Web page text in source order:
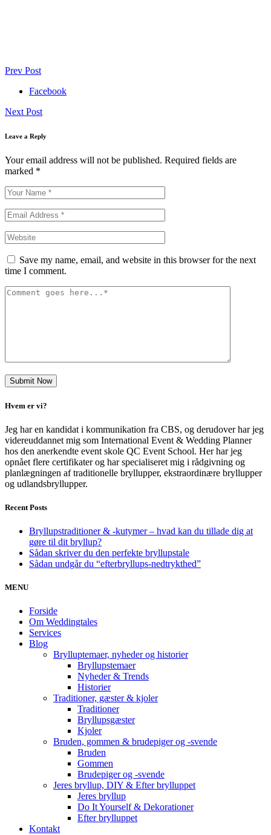
Prev Post
Facebook
Next Post
Leave a Reply
Your email address will not be published. Required fields are
marked *
Save my name, email, and website in this browser for the next
time I comment.
Hvem er vi?
Jeg har en kandidat i kommunikation fra CBS, og derudover har jeg
videreuddannet mig som International Event & Wedding Planner
hos den anerkendte event skole QC Event School. Her har jeg
opnået flere certifikater og har specialiseret mig i rådgivning og
planlægningen af traditionelle bryllupper, ekstraordinære bryllupper
og udlandsbryllupper.
Recent Posts
Bryllupstraditioner & -kutymer – hvad kan du tillade dig at
gøre til dit bryllup?
Sådan skriver du den perfekte bryllupstale
Sådan undgår du “efterbryllups-nedtrykthed”
MENU
Forside
Om Weddingtales
Services
Blog
Brylluptemaer, nyheder og historier
Bryllupstemaer
Nyheder & Trends
Historier
Traditioner, gæster & kjoler
Traditioner
Bryllupsgæster
Kjoler
Bruden, gommen & brudepiger og -svende
Bruden
Gommen
Brudepiger og -svende
Jeres bryllup, DIY & Efter brylluppet
Jeres bryllup
Do It Yourself & Dekorationer
Efter brylluppet
Kontakt